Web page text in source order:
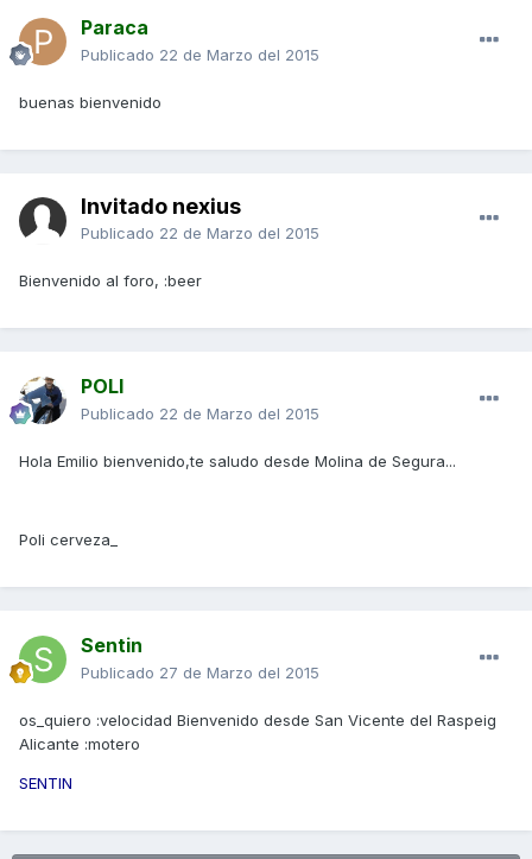
Paraca
Publicado 22 de Marzo del 2015
buenas bienvenido
Invitado nexius
Publicado 22 de Marzo del 2015
Bienvenido al foro, :beer
POLI
Publicado 22 de Marzo del 2015
Hola Emilio bienvenido,te saludo desde Molina de Segura...
Poli cerveza_
Sentin
Publicado 27 de Marzo del 2015
os_quiero :velocidad Bienvenido desde San Vicente del Raspeig
Alicante :motero
SENTIN